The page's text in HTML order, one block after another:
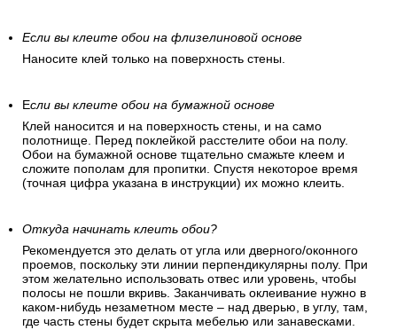
Если вы клеите обои на флизелиновой основе
Наносите клей только на поверхность стены.
Если вы клеите обои на бумажной основе
Клей наносится и на поверхность стены, и на само
полотнище. Перед поклейкой расстелите обои на полу.
Обои на бумажной основе тщательно смажьте клеем и
сложите пополам для пропитки. Спустя некоторое время
(точная цифра указана в инструкции) их можно клеить.
Откуда начинать клеить обои?
Рекомендуется это делать от угла или дверного/оконного
проемов, поскольку эти линии перпендикулярны полу. При
этом желательно использовать отвес или уровень, чтобы
полосы не пошли вкривь. Заканчивать оклеивание нужно в
каком-нибудь незаметном месте – над дверью, в углу, там,
где часть стены будет скрыта мебелью или занавесками.